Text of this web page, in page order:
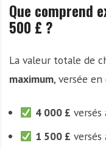
Que comprend
500 £ ?
La valeur totale de
maximum, versée
4 000 £ versés
1 500 £